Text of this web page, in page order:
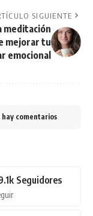
SIGUIENTE
meditación
mejorar tu
emocional
hay comentarios
Seguidores